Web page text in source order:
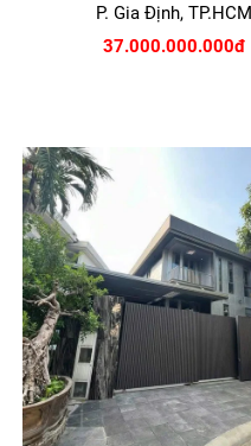
P. Gia Định, TP.HCM
37.000.000.000đ